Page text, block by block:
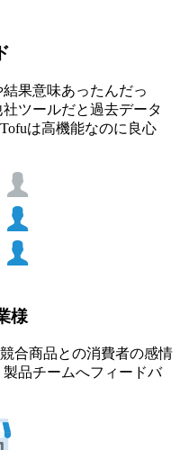
果意味あったんだっ
ツールだと過去データ
は高機能なのに良心
様
合商品との消費者の感情
品チームへフィードバ